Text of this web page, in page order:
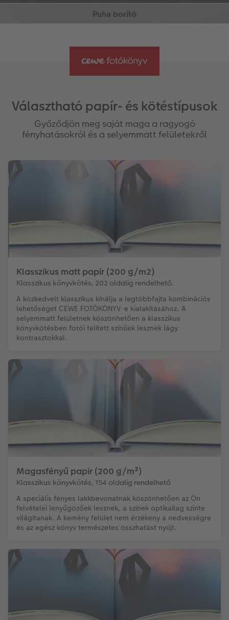
Egyedileg szerkeszthető borító és
könyvgerinc
Választható papír- és kötéstípusok
Győződjön meg saját maga a ragyogó
fényhatásokról és a selyemmatt felületekről
Klasszikus matt papír (200 g/m2)
Klasszikus könyvkötés, 202 oldalig rendelhető.
A közkedvelt klasszikus kínálja a legtöbbfajta kombinációs
lehetőséget CEWE FOTÓKÖNYV-e kialakításához. A
selyemmatt felületnek köszönhetően a klasszikus
könyvkötésben fotói telített színűek lesznek lágy
kontrasztokkal.
Magasfényű papír (200 g/m²)
Klasszikus könyvkötés, 154 oldalig rendelhető
A speciális fényes lakkbevonatnak köszönhetően az Ön
felvételei lenyűgözőek lesznek, a színek optikailag szinte
világítanak. A kemény felület nem érzékeny a nedvességre
és az egész könyv természetes összhatást nyújt.